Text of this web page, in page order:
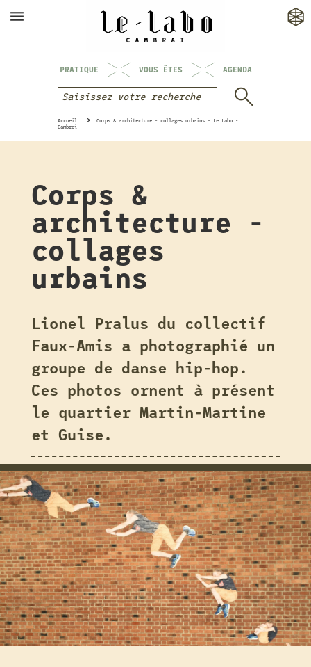
Accueil
Corps & architecture - collages urbains - Le Labo -
Cambrai
PRATIQUE VOUS ÊTES AGENDA
Corps &
architecture -
collages
urbains
Lionel Pralus du collectif
Faux-Amis a photographié un
groupe de danse hip-hop.
Ces photos ornent à présent
le quartier Martin-Martine
et Guise.